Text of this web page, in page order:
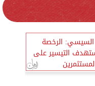
السيسي: الرخصة
التيسير على